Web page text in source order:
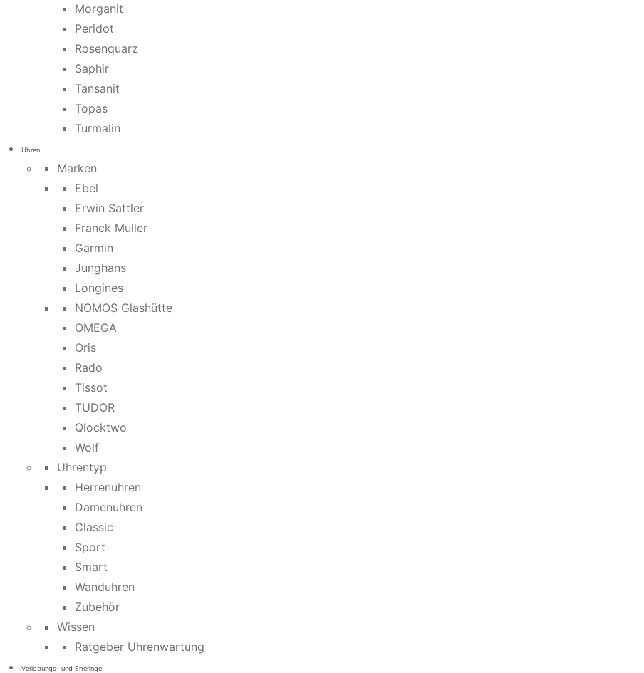
Morganit
Peridot
Rosenquarz
Saphir
Tansanit
Topas
Turmalin
Uhren
Marken
Ebel
Erwin Sattler
Franck Muller
Garmin
Junghans
Longines
NOMOS Glashütte
OMEGA
Oris
Rado
Tissot
TUDOR
Qlocktwo
Wolf
Uhrentyp
Herrenuhren
Damenuhren
Classic
Sport
Smart
Wanduhren
Zubehör
Wissen
Ratgeber Uhrenwartung
Verlobungs- und Eheringe